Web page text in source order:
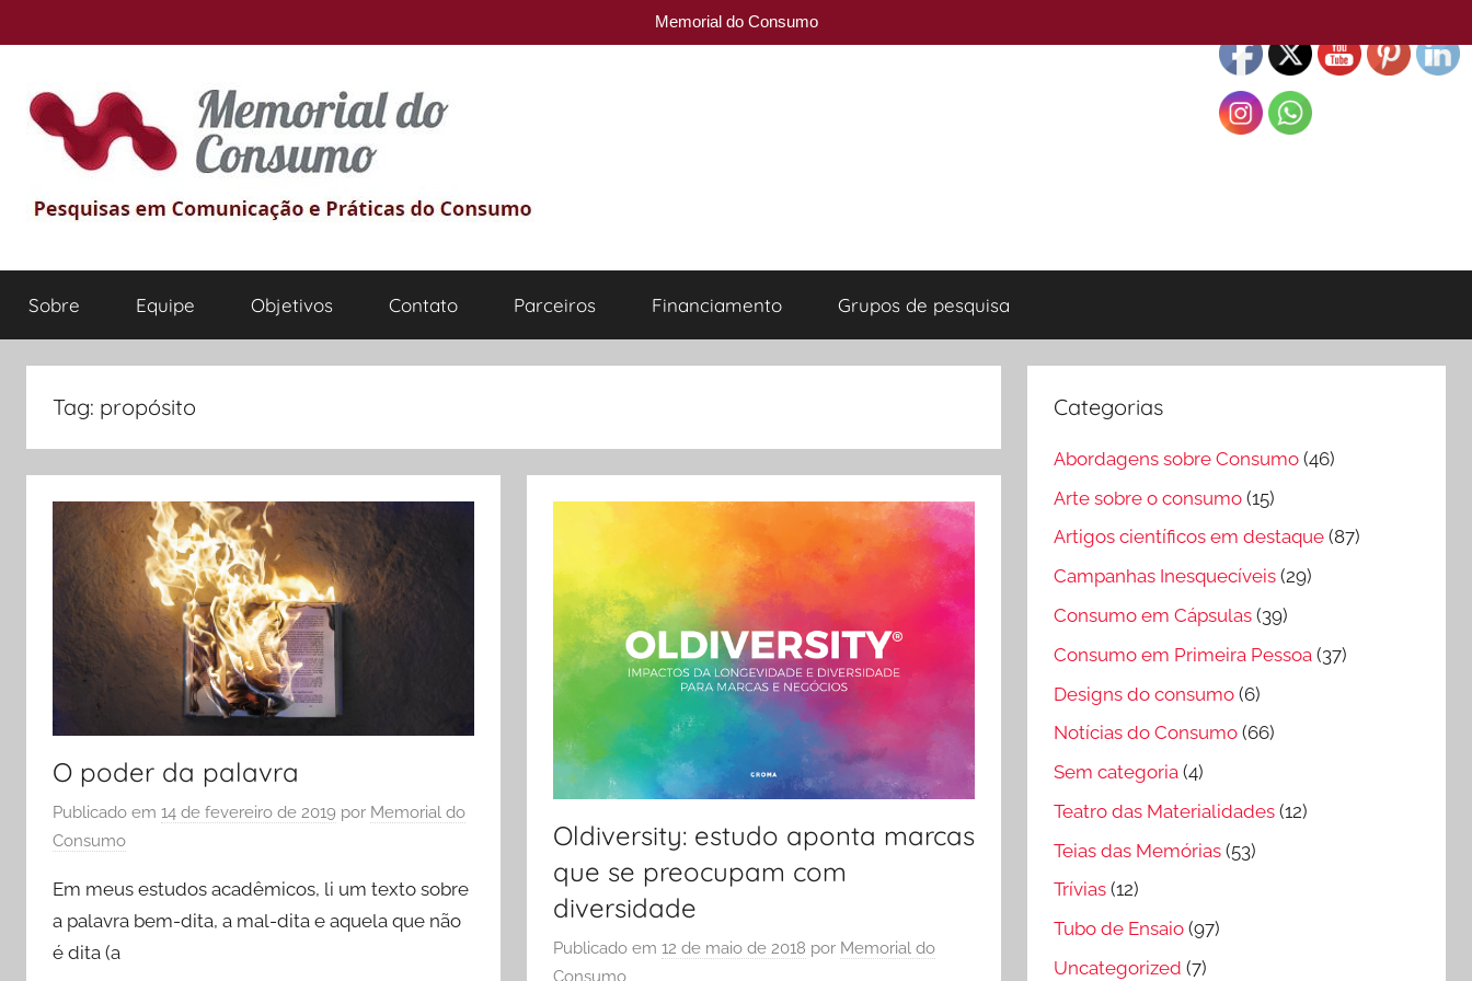
Memorial do Consumo
para
conteúdo
Memorial
do
Consumo
em
comunicação
Consumo
Sobre Equipe Objetivos Contato Parceiros Financiamento Grupos de pesquisa
Tag: propósito
O poder da palavra
Publicado em 14 de fevereiro de 2019 por Memorial do
Consumo
Em meus estudos acadêmicos, li um texto sobre
a palavra bem-dita, a mal-dita e aquela que não
é dita (a
Oldiversity: estudo aponta marcas
que se preocupam com
diversidade
Publicado em12 de maio de 2018 por Memorial do
Categorias
Abordagens sobre Consumo (46)
Arte sobre o consumo (15)
Artigos científicos em destaque (87)
Campanhas Inesquecíveis (29)
Consumo em Cápsulas (39)
Consumo em Primeira Pessoa (37)
Designs do consumo (6)
Notícias do Consumo (66)
Sem categoria (4)
Teatro das Materialidades (12)
Teias das Memórias (53)
Trívias (12)
Tubo de Ensaio (97)
Uncategorized (7)